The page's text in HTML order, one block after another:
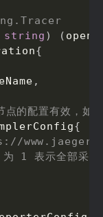
string ) (
{
,
配置有效，如
{
表示全部采样（